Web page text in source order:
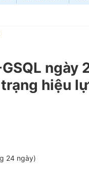
hiệu
24 ngày)